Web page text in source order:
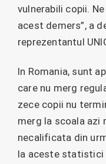
vulnerabili copii.
acest demers”, a
reprezentantul
In Romania, sunt
care nu merg
zece copii nu
merg la scoala azi
necalificata din
la aceste statistici